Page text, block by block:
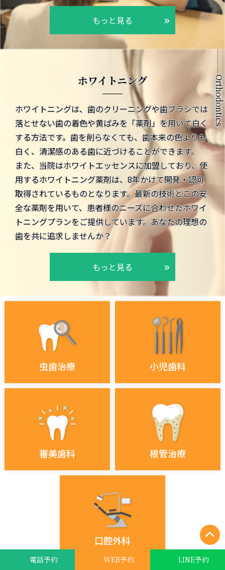
電話予約 WEB予約 LINE予約
もっと見る
Orthodontics
ホワイトニング
ホワイトニングは、歯のクリーニングや歯ブラシでは
落とせない歯の着色や黄ばみを「薬剤」を用いて白く
する方法です。歯を削らなくても、歯本来の色よりも
白く、清潔感のある歯に近づけることができます。
また、当院はホワイトエッセンスに加盟しており、使
用するホワイトニング薬剤は、8年かけて開発・認可
取得されているものとなります。最新の技術とこの安
全な薬剤を用いて、患者様のニーズに合わせたホワイ
トニングプランをご提供しています。あなたの理想の
歯を共に追求しませんか？
もっと見る
虫歯治療 小児歯科
審美歯科 根管治療
口腔外科